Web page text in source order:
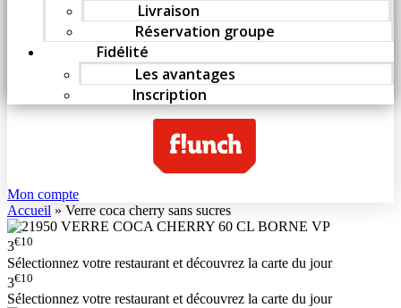
Livraison
Réservation groupe
Fidélité
Les avantages
Inscription
Mon compte
Accueil » Verre coca cherry sans sucres
3€10
Sélectionnez votre restaurant et découvrez la carte du jour
3€10
Sélectionnez votre restaurant et découvrez la carte du jour